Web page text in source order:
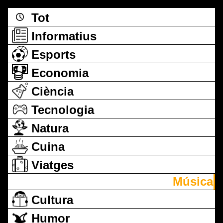
Tot
Informatius
Esports
Economia
Ciència
Tecnologia
Natura
Cuina
Viatges
Música
Cultura
Humor